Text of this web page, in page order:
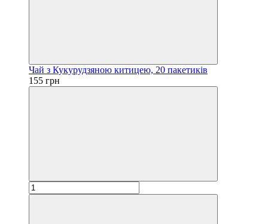
Чай з Кукурудзяною китицею, 20 пакетиків
155 грн